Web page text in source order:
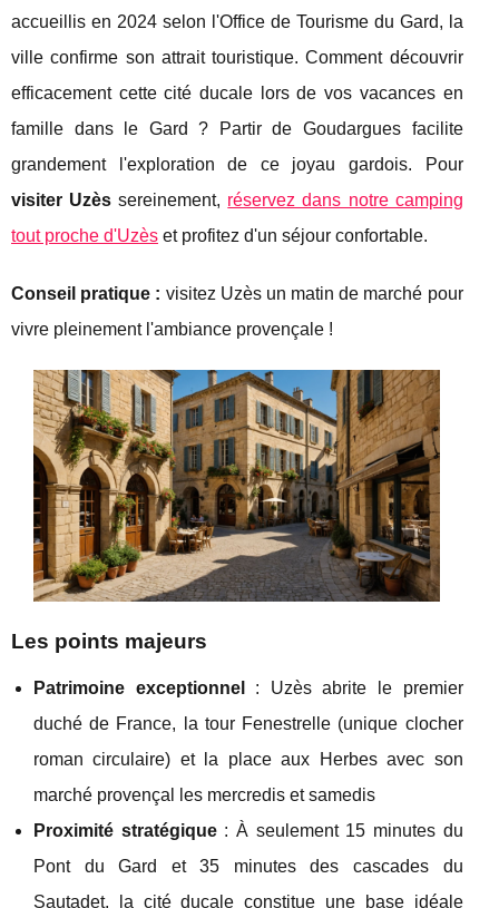
accueillis en 2024 selon l'Office de Tourisme du Gard, la
ville confirme son attrait touristique. Comment découvrir
efficacement cette cité ducale lors de vos vacances en
famille dans le Gard ? Partir de Goudargues facilite
grandement l'exploration de ce joyau gardois. Pour
visiter Uzès sereinement, réservez dans notre camping
tout proche d'Uzès et profitez d'un séjour confortable.
Conseil pratique : visitez Uzès un matin de marché pour
vivre pleinement l'ambiance provençale !
Les points majeurs
Patrimoine exceptionnel
: Uzès abrite le premier
duché de France, la tour Fenestrelle (unique clocher
roman circulaire) et la place aux Herbes avec son
marché provençal les mercredis et samedis
Proximité stratégique: À seulement 15 minutes du
Pont du Gard et 35 minutes des cascades du
Sautadet, la cité ducale constitue une base idéale